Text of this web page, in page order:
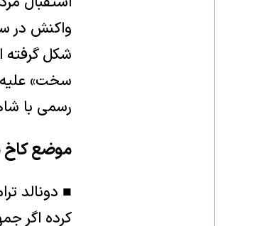
واکنش در
شکل گرفته
سخت» علیه
رسمی با
موضع کاخ
■ دونالد
کرده اگر